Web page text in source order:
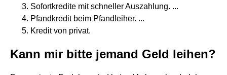
Sofortkredite mit schneller Auszahlung. ...
Pfandkredit beim Pfandleiher. ...
Kredit von privat.
Kann mir bitte jemand Geld leihen?